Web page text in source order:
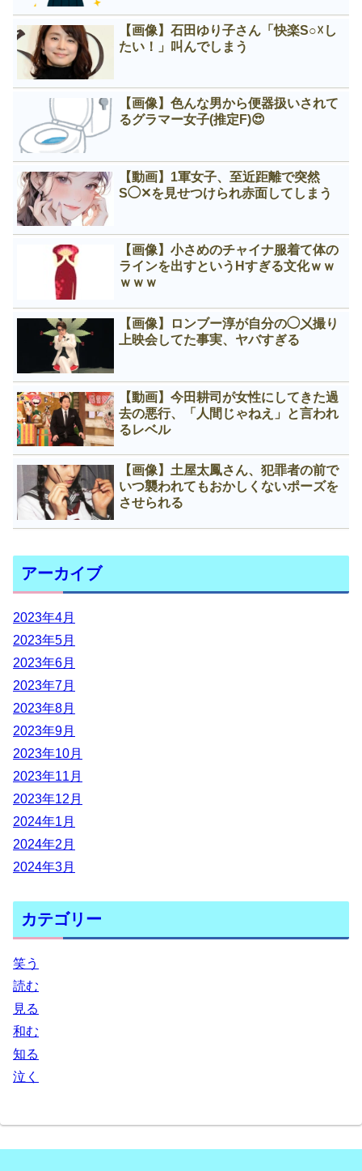
【画像】石田ゆり子さん「快楽S○☓し
たい！」叫んでしまう
【画像】色んな男から便器扱いされて
るグラマー女子(推定F)😍
【動画】1軍女子、至近距離で突然
S◯✕を見せつけられ赤面してしまう
【画像】小さめのチャイナ服着て体の
ラインを出すというНすぎる文化ｗｗ
ｗｗｗ
【画像】ロンブー淳が自分の◯㐅撮り
上映会してた事実、ヤバすぎる
【動画】今田耕司が女性にしてきた過
去の悪行、「人間じゃねえ」と言われ
るレベル
【画像】土屋太鳳さん、犯罪者の前で
いつ襲われてもおかしくないポーズを
させられる
アーカイブ
2023年4月
2023年5月
2023年6月
2023年7月
2023年8月
2023年9月
2023年10月
2023年11月
2023年12月
2024年1月
2024年2月
2024年3月
カテゴリー
笑う
読む
見る
和む
知る
泣く